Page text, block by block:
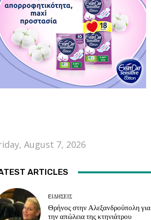
August 7, 2026
ARTICLES
EΙΔΗΣΕΙΣ
Θρήνος στην Αλεξανδρούπολη για
την απώλεια της κτηνιάτρου